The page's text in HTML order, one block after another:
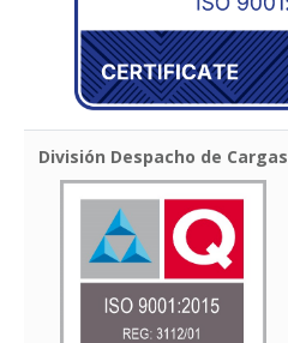
División Despacho de Cargas